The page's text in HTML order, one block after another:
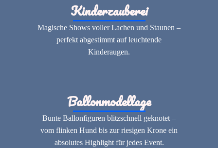
Kinderzauberei
Magische Shows voller Lachen und Staunen –
perfekt abgestimmt auf leuchtende
Kinderaugen.
Ballonmodellage
Bunte Ballonfiguren blitzschnell geknotet –
vom flinken Hund bis zur riesigen Krone ein
absolutes Highlight für jedes Event.